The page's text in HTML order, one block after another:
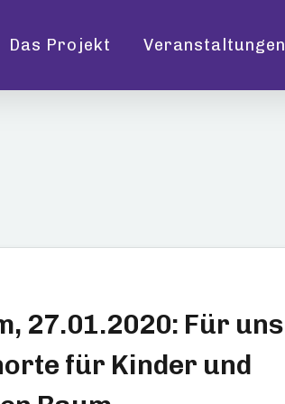
Das Projekt Veranstaltungen
27.01.2020: Für uns
für Kinder und